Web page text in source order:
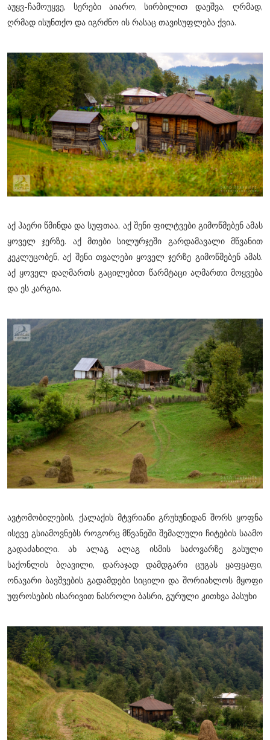
აუყვ-ჩამოუყვე, სერები აიარო, სირბილით დაეშვა, ღრმად,
ღრმად ისუნთქო და იგრძნო ის რასაც თავისუფლება ქვია.
აქ ჰაერი წმინდა და სუფთაა, აქ შენი ფილტვები გიმოწმებენ ამას
ყოველ ჯერზე. აქ მთები სილურჯეში გარდამავალი მწვანით
კეკლუცობენ, აქ შენი თვალები ყოველ ჯერზე გიმოწმებენ ამას.
აქ ყოველ დაღმართს გაცილებით წარმტაცი აღმართი მოყვება
და ეს კარგია.
ავტომობილების, ქალაქის მტვრიანი გრუხუნიდან შორს ყოფნა
ისევე გსიამოვნებს როგორც მწვანეში შემალული ჩიტების საამო
გადაძახილი. ახ ალაგ ალაგ ისმის საძოვარზე გასული
საქონლის ბღავილი, დარაჯად დამდგარი ცუგას ყაფყაფი,
ონავარი ბავშვების გადამდები სიცილი და შორიახლოს მყოფი
უფროსების ისარივით ნასროლი ბასრი, გურული კითხვა პასუხი